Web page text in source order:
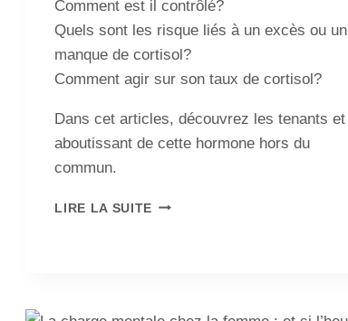
Comment est il contrôlé?
Quels sont les risque liés à un excès ou un
manque de cortisol?
Comment agir sur son taux de cortisol?
Dans cet articles, découvrez les tenants et
aboutissant de cette hormone hors du
commun.
LIRE LA SUITE